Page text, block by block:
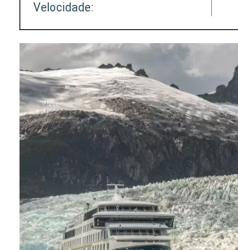
Velocidade: